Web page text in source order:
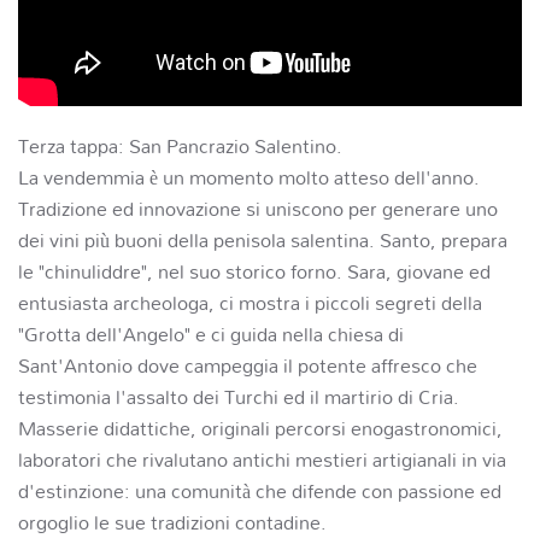
Terza tappa: San Pancrazio Salentino.
La vendemmia è un momento molto atteso dell'anno.
Tradizione ed innovazione si uniscono per generare uno
dei vini più buoni della penisola salentina. Santo, prepara
le "chinuliddre", nel suo storico forno. Sara, giovane ed
entusiasta archeologa, ci mostra i piccoli segreti della
"Grotta dell'Angelo" e ci guida nella chiesa di
Sant'Antonio dove campeggia il potente affresco che
testimonia l'assalto dei Turchi ed il martirio di Cria.
Masserie didattiche, originali percorsi enogastronomici,
laboratori che rivalutano antichi mestieri artigianali in via
d'estinzione: una comunità che difende con passione ed
orgoglio le sue tradizioni contadine.